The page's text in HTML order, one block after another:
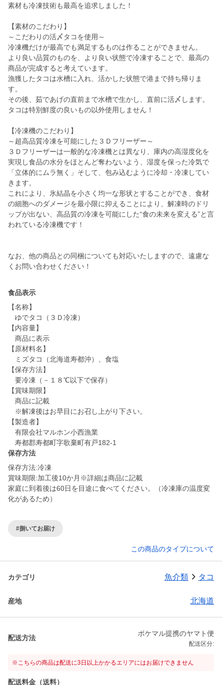
素材も冷凍技術も最高を追求しました！
【素材のこだわり】
～こだわりの活〆タコを使用～
冷凍機だけが最高でも満足するものは作ることができません。
より良い品質のものを、より良い状態で冷凍することで、最高の
商品が完成すると考えています。
漁獲したタコは水槽に入れ、活かした状態で港まで持ち帰りま
す。
その後、茹であげの直前まで水槽で生かし、直前に活〆します。
タコは特別鮮度の良いもの以外使用しません！
【冷凍機のこだわり】
～超高品質冷凍を可能にした３Ｄフリーザー～
３Ｄフリーザーは一般的な冷凍機とは異なり、庫内の高湿度化を
実現し食品の水分をほとんど奪わないよう、湿度を保った冷気で
「立体的にムラ無く」そして、包み込むように冷却・冷凍してい
きます。
これにより、氷結晶を小さく均一な形状とすることができ、食材
の細胞へのダメージを最小限に抑えることにより、解凍時のドリ
ップが出ない、高品質の冷凍を可能にした“食の未来を変える”と言
われている冷凍機です！
なお、他の商品との同梱についても対応いたしますので、遠慮な
くお問い合わせください！
食品表示
【名称】
ゆでタコ（３Ｄ冷凍）
【内容量】
商品に表示
【原材料名】
ミズタコ（北海道寿都沖）、食塩
【保存方法】
要冷凍（－１８℃以下で保存）
【賞味期限】
商品に記載
※解凍後はお早目にお召し上がり下さい。
【製造者】
有限会社マルホン小西漁業
寿都郡寿都町字歌棄町有戸182-1
保存方法
保存方法:冷凍
賞味期限:加工後10か月※詳細は商品に記載
家庭に到着後は60日を目途に食べてください。（冷凍庫の温度変
化があるため）
#捌いてお届け
この商品のタイプについて
カテゴリ 魚介類 タコ
産地 北海道
配送方法
ポケマル提携のヤマト便
配送区分:
※こちらの商品は配送に3日以上かかるエリアにはお届けできません
配送料金（送料）